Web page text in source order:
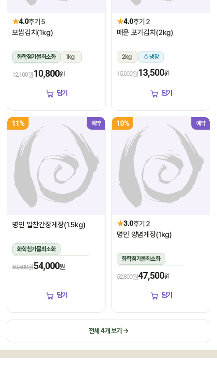
★4.0후기 5
보쌈김치(1kg)
화학첨가물최소화
1kg
12,100원10,800원
담기
★4.0후기 2
매운 포기김치(2kg)
2kg 냉장
15,000원13,500원
담기
11% 예약
명인 알찬간장게장(1.5kg)
화학첨가물최소화
1.5kg(꽃게450g,장물1,050g)
냉장
60,500원54,000원
담기
10% 예약
★3.0후기 2
명인 양념게장(1kg)
화학첨가물최소화
1kg(5미~6미)
52,800원47,500원
담기
전체 4개 보기 →